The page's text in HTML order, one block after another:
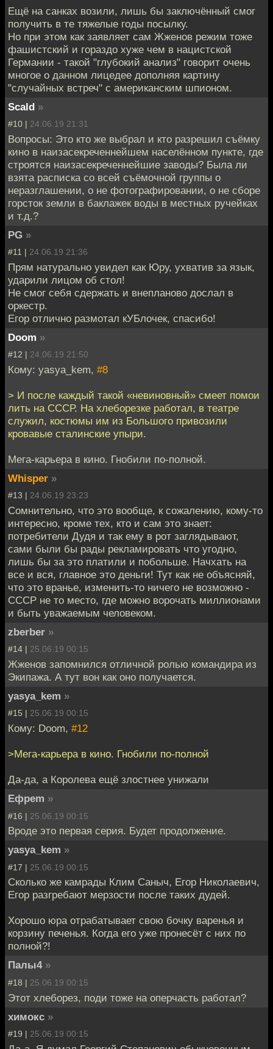
Ещё на санках возили, лишь бы заключённый смог
получить в те тяжелые годы посылку.
Но при этом как заявляет сам Жженов режим тоже
фашистский и гораздо хуже чем в нацистской
Германии - такой "глубокий анализ" говорит очень
многое о данном лицедее дополняя картину
"случайных встреч" с американским шпионом.
Scald »
#10 | 24.06.19 21:31
Вопросы: Это кто же выбрал и кто разрешил съёмку
кино в наизасекреченнейшем населённом пункте, где
строятся наизасекреченнейшие заводы? Была ли
взята расписка со всей съёмочной группы о
неразглашении, о не фотографировании, о не сборе
горсток земли в баклажек воды в местных ручейках
и т.д.?
PG »
#11 | 24.06.19 21:36
Прям натурально увидел как Юру, ухватив за язык,
ударили лицом об стол!
Не смог себя сдержать и внепланово дослал в
оркестр.
Егор отлично размотал кУБлочек, спасибо!
Doom »
#12 | 24.06.19 21:50
Кому: yasya_kem, #8
> И после каждый такой «невиновный» смеет помои
лить на СССР. На хлеборезке работал, в театре
служил, костюмы им из Большого привозили
кровавые сталинские упыри.
Мега-карьера в кино. Гнобили по-полной.
Whisper »
#13 | 24.06.19 23:23
Сомнительно, что это вообще, к сожалению, кому-то
интересно, кроме тех, кто и сам это знает:
потребители Дудя и так ему в рот заглядывают,
сами были бы рады рекламировать что угодно,
лишь бы за это платили и побольше. Начхать на
все и вся, главное это деньги! Тут как не объясняй,
что это вранье, изменить-то ничего не возможно -
СССР не то место, где можно ворочать миллионами
и быть уважаемым человеком.
zberber »
#14 | 25.06.19 00:15
Жженов запомнился отличной ролью командира из
Экипажа. А тут вон как оно получается.
yasya_kem »
#15 | 25.06.19 00:15
Кому: Doom, #12
>Мега-карьера в кино. Гнобили по-полной
Да-да, а Королева ещё злостнее унижали
Ефреm »
#16 | 25.06.19 00:15
Вроде это первая серия. Будет продолжение.
yasya_kem »
#17 | 25.06.19 00:15
Сколько же камрады Клим Саныч, Егор Николаевич,
Егор разгребают мерзости после таких дудей.
Хорошо юра отрабатывает свою бочку варенья и
корзину печенья. Когда его уже пронесёт с них по
полной?!
Палы4 »
#18 | 25.06.19 00:15
Этот хлеборез, поди тоже на оперчасть работал?
химокс »
#19 | 25.06.19 00:15